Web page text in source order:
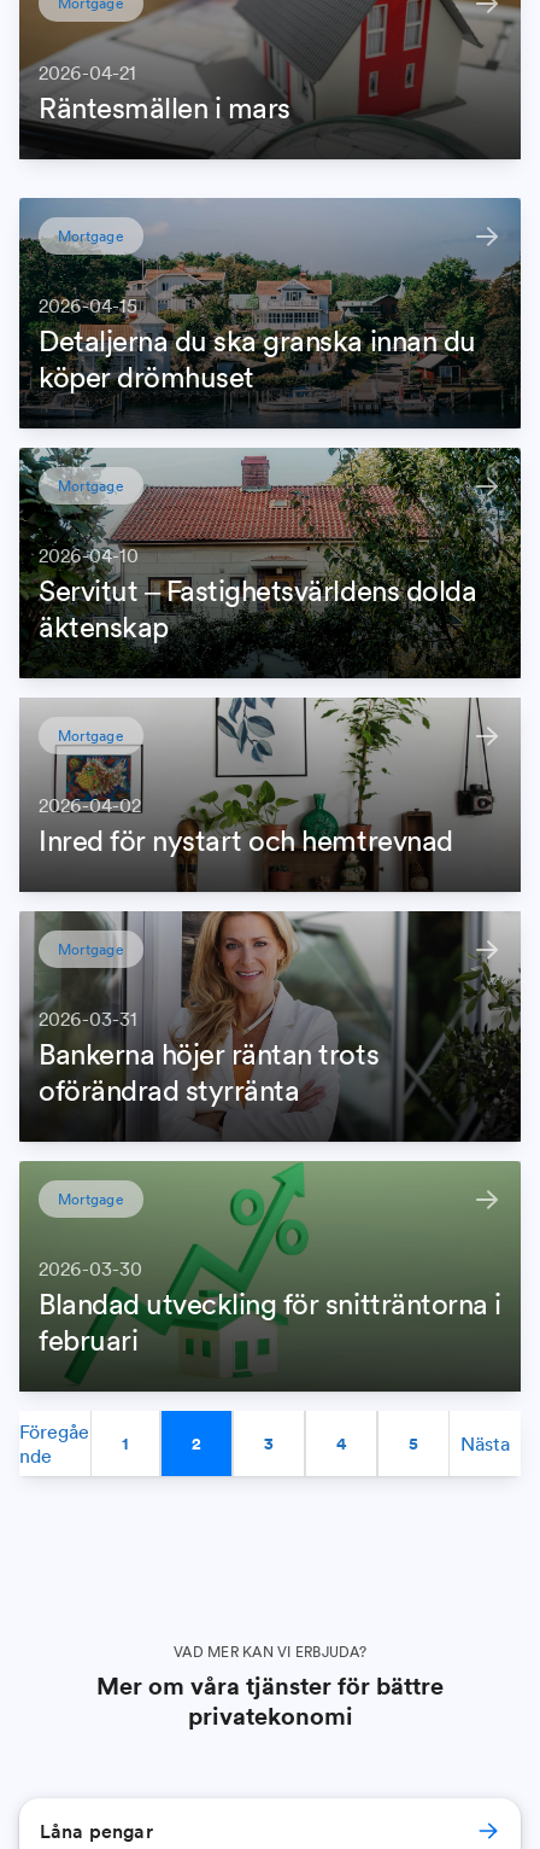
2026-04-21
Räntesmällen i mars
Mortgage
2026-04-15
Detaljerna du ska granska innan du
köper drömhuset
Mortgage
2026-04-10
Servitut – Fastighetsvärldens dolda
äktenskap
Mortgage
2026-04-02
Inred för nystart och hemtrevnad
Mortgage
2026-03-31
Bankerna höjer räntan trots
oförändrad styrränta
Mortgage
2026-03-30
Blandad utveckling för snitträntorna i
februari
Föregåe
nde
1 2 3 4 5 Nästa
VAD MER KAN VI ERBJUDA?
Mer om våra tjänster för bättre
privatekonomi
Låna pengar